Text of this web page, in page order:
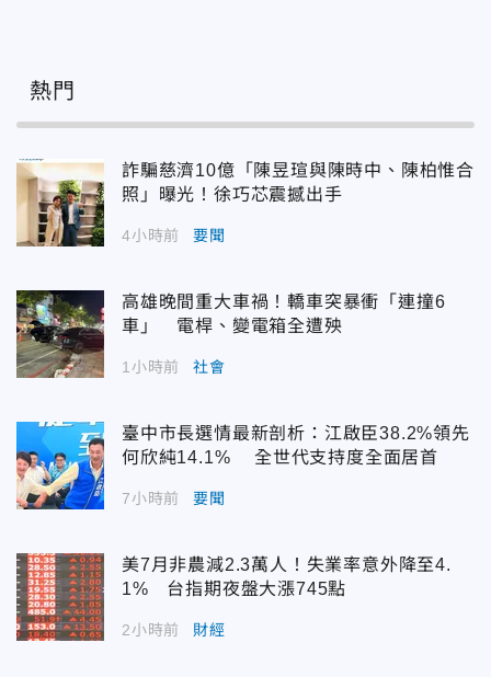
熱門
詐騙慈濟10億「陳昱瑄與陳時中、陳柏惟合
照」曝光！徐巧芯震撼出手
4小時前 要聞
高雄晚間重大車禍！轎車突暴衝「連撞6
車」 電桿、變電箱全遭殃
1小時前 社會
臺中市長選情最新剖析：江啟臣38.2%領先
何欣純14.1% 全世代支持度全面居首
7小時前 要聞
美7月非農減2.3萬人！失業率意外降至4.
1% 台指期夜盤大漲745點
2小時前 財經